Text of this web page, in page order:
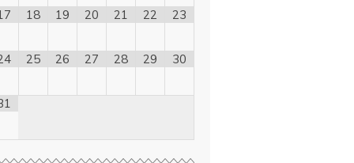
18 19 20 21 22 23
25 26 27 28 29 30